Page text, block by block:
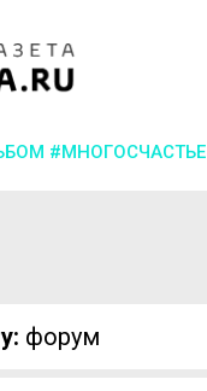
#МНОГОСЧАСТЬЕ
форум